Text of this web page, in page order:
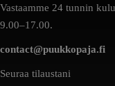
Vastaamme 24 tunnin
9.00–17.00.
contact@puukkopaja.fi
Seuraa tilaustani